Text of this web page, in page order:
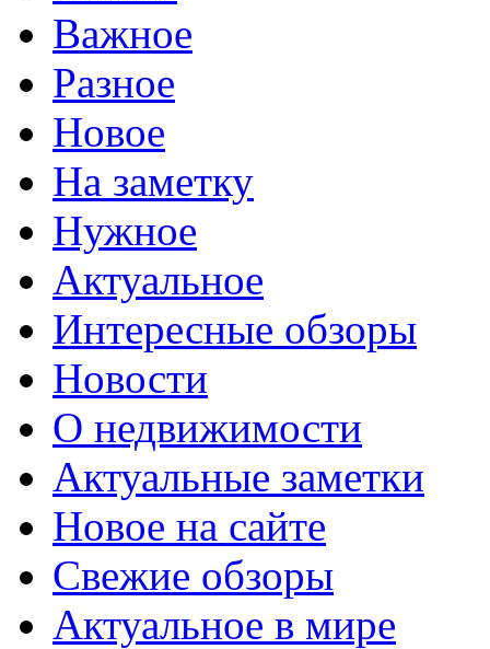
Важное
Разное
Новое
На заметку
Нужное
Актуальное
Интересные обзоры
Новости
О недвижимости
Актуальные заметки
Новое на сайте
Свежие обзоры
Актуальное в мире